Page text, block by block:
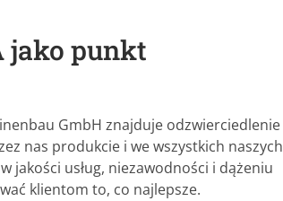
jako punkt
GmbH znajduje odzwierciedlenie
nas produkcie i we wszystkich naszych
jakości usług, niezawodności i dążeniu
klientom to, co najlepsze.